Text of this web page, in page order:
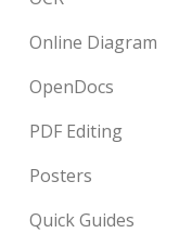
Online Diagram
OpenDocs
PDF Editing
Posters
Quick Guides